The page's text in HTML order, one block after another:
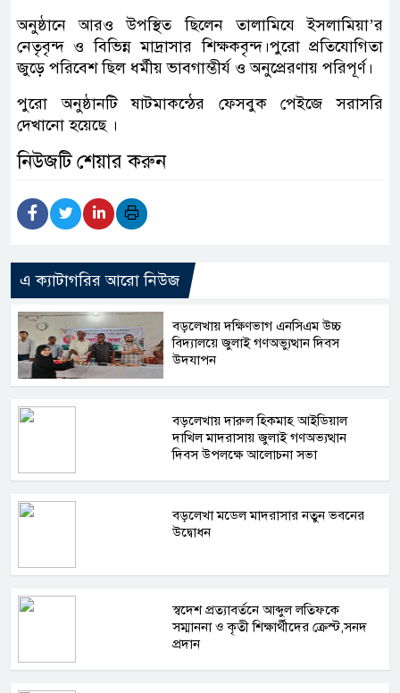
অনুষ্ঠানে আরও উপস্থিত ছিলেন তালামিযে ইসলামিয়া’র
নেতৃবৃন্দ ও বিভিন্ন মাদ্রাসার শিক্ষকবৃন্দ।পুরো প্রতিযোগিতা
জুড়ে পরিবেশ ছিল ধর্মীয় ভাবগাম্ভীর্য ও অনুপ্রেরণায় পরিপূর্ণ।
পুরো অনুষ্ঠানটি ষাটমাকন্ঠের ফেসবুক পেইজে সরাসরি
দেখানো হয়েছে ।
নিউজটি শেয়ার করুন
এ ক্যাটাগরির আরো নিউজ
বড়লেখায় দক্ষিণভাগ এনসিএম উচ্চ
বিদ্যালয়ে জুলাই গণঅভ্যুত্থান দিবস
উদযাপন
বড়লেখায় দারুল হিকমাহ আইডিয়াল
দাখিল মাদরাসায় জুলাই গণঅভ্যত্থান
দিবস উপলক্ষে আলোচনা সভা
বড়লেখা মডেল মাদরাসার নতুন ভবনের
উদ্বোধন
স্বদেশ প্রত্যাবর্তনে আব্দুল লতিফকে
সম্মাননা ও কৃতী শিক্ষার্থীদের ক্রেস্ট,সনদ
প্রদান